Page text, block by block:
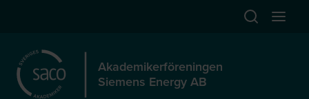
Öppna
Akademikerföreningen
Siemens Energy AB